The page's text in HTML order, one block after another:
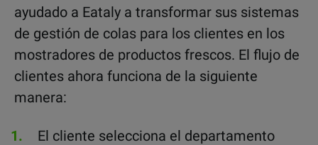
ayudado a Eataly a transformar sus sistemas
de gestión de colas para los clientes en los
mostradores de productos frescos. El flujo de
clientes ahora funciona de la siguiente
manera:
El cliente selecciona el departamento